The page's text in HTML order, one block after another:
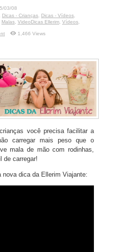
03/08
Dicas - Crianças Dicas - Vídeos
Malas VideoDicas Ellerim Vídeos
1,466 Views
você precisa facilitar a
carregar mais peso que o
mala de mão com rodinhas,
de carregar!
nova dica da Ellerim Viajante: